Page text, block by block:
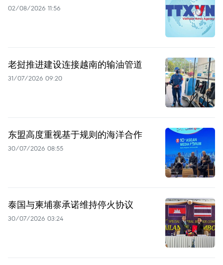
02/08/2026 11:56
老挝推进建设连接越南的输油管道
31/07/2026 09:20
东盟高度重视基于规则的海洋合作
30/07/2026 08:55
泰国与柬埔寨承诺维持停火协议
30/07/2026 03:24